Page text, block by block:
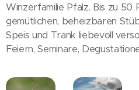
Winzerfamilie Pfalz. Bis zu 50
gemütlichen, beheizbaren
Speis und Trank liebevoll
Feiern, Seminare,